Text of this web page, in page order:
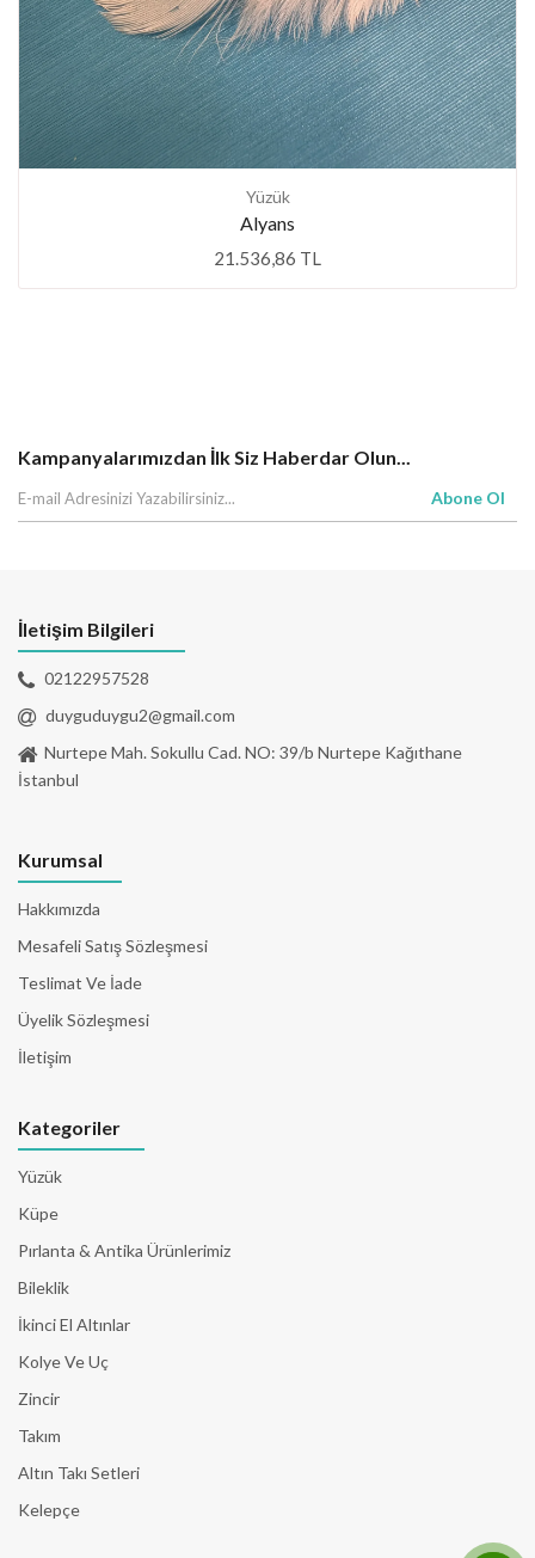
Yüzük
Alyans
21.536,86 TL
Kampanyalarımızdan İlk Siz Haberdar Olun...
Abone Ol
İletişim Bilgileri
02122957528
duyguduygu2@gmail.com
Nurtepe Mah. Sokullu Cad. NO: 39/b Nurtepe Kağıthane
İstanbul
Kurumsal
Hakkımızda
Mesafeli Satış Sözleşmesi
Teslimat Ve İade
Üyelik Sözleşmesi
İletişim
Kategoriler
Yüzük
Küpe
Pırlanta & Antika Ürünlerimiz
Bileklik
İkinci El Altınlar
Kolye Ve Uç
Zincir
Takım
Altın Takı Setleri
Kelepçe